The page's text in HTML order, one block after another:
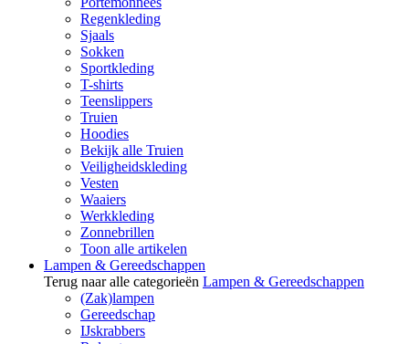
Regenkleding
Sjaals
Sokken
Sportkleding
T-shirts
Teenslippers
Truien
Hoodies
Bekijk alle Truien
Veiligheidskleding
Vesten
Waaiers
Werkkleding
Zonnebrillen
Toon alle artikelen
Lampen & Gereedschappen
Terug naar alle categorieën Lampen & Gereedschappen
(Zak)lampen
Gereedschap
IJskrabbers